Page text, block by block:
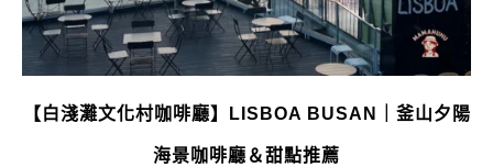
【白淺灘文化村咖啡廳】LISBOA BUSAN｜釜山夕陽
海景咖啡廳＆甜點推薦